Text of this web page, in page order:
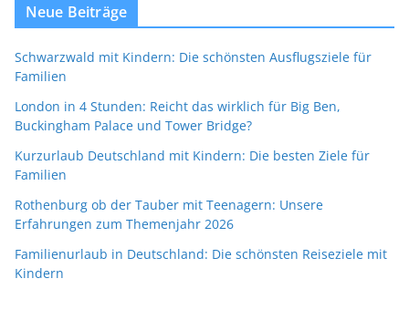
Neue Beiträge
Schwarzwald mit Kindern: Die schönsten Ausflugsziele für
Familien
London in 4 Stunden: Reicht das wirklich für Big Ben,
Buckingham Palace und Tower Bridge?
Kurzurlaub Deutschland mit Kindern: Die besten Ziele für
Familien
Rothenburg ob der Tauber mit Teenagern: Unsere
Erfahrungen zum Themenjahr 2026
Familienurlaub in Deutschland: Die schönsten Reiseziele mit
Kindern